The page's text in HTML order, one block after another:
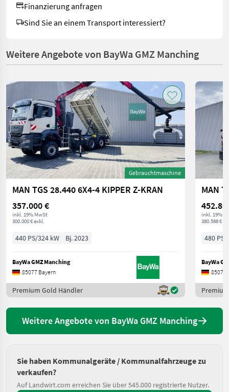
Finanzierung anfragen
Sind Sie an einem Transport interessiert?
Weitere Angebote von BayWa GMZ Manching
Gebrauchtmaschine
MAN TGS 28.440 6X4-4 KIPPER Z-KRAN
357.000 €
inkl. 19% MwSt
300.000 € exkl.
440 PS/324 kW Bj. 2023
BayWa GMZ Manching
85077 Bayern
Premium Gold Händler
MAN
inkl. 19%
380.588 €
480 PS/
BayWa
85077
Weitere Angebote von BayWa GMZ Manching
Sie haben Kommunalgeräte / Kommunalfahrzeuge zu
verkaufen?
Auf Landwirt.com erreichen Sie über 545.000 registrierte Nutzer.